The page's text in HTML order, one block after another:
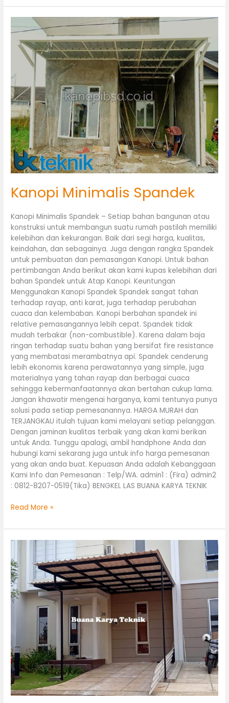
Kanopi Minimalis Spandek
Kanopi Minimalis Spandek – Setiap bahan bangunan atau
konstruksi untuk membangun suatu rumah pastilah memiliki
kelebihan dan kekurangan. Baik dari segi harga, kualitas,
keindahan, dan sebagainya. Juga dengan rangka Spandek
untuk pembuatan dan pemasangan Kanopi. Untuk bahan
pertimbangan Anda berikut akan kami kupas kelebihan dari
bahan Spandek untuk Atap Kanopi. Keuntungan
Menggunakan Kanopi Spandek Spandek sangat tahan
terhadap rayap, anti karat, juga terhadap perubahan
cuaca dan kelembaban. Kanopi berbahan spandek ini
relative pemasangannya lebih cepat. Spandek tidak
mudah terbakar (non-combustible). Karena dalam baja
ringan terhadap suatu bahan yang bersifat fire resistance
yang membatasi merambatnya api. Spandek cenderung
lebih ekonomis karena perawatannya yang simple, juga
materialnya yang tahan rayap dan berbagai cuaca
sehingga kebermanfaatannya akan bertahan cukup lama.
Jangan khawatir mengenai harganya, kami tentunya punya
solusi pada setiap pemesanannya. HARGA MURAH dan
TERJANGKAU itulah tujuan kami melayani setiap pelanggan.
Dengan jaminan kualitas terbaik yang akan kami berikan
untuk Anda. Tunggu apalagi, ambil handphone Anda dan
hubungi kami sekarang juga untuk info harga pemesanan
yang akan anda buat. Kepuasan Anda adalah Kebanggaan
Kami Info dan Pemesanan : Telp/WA. admin1 : (Fira) admin2
: 0812-8207-0519(Tika) BENGKEL LAS BUANA KARYA TEKNIK
Kanopi
Minimalis
Spandek
Read More »
uPVC
atap
Alderon
BSD
Tangerang
Selatan